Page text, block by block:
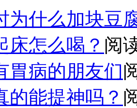
为什么加块豆
床怎么喝？ 阅
胃病的朋友们
的能提神吗？